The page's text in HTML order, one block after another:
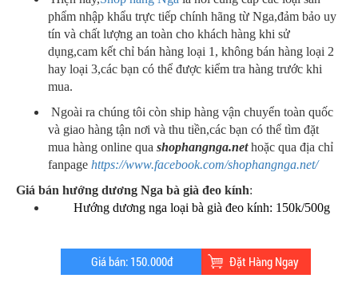
phẩm nhập khẩu trực tiếp chính hãng từ Nga,đảm bảo uy
tín và chất lượng an toàn cho khách hàng khi sử
dụng,cam kết chỉ bán hàng loại 1, không bán hàng loại 2
hay loại 3,các bạn có thể được kiểm tra hàng trước khi
mua.
Ngoài ra chúng tôi còn ship hàng vận chuyển toàn quốc
và giao hàng tận nơi và thu tiền,các bạn có thể tìm đặt
mua hàng online qua shophangnga.nethoặc qua địa chỉ
fanpage https://www.facebook.com/shophangnga.net/
Giá bán hướng dương Nga bà già đeo kính:
Hướng dương nga loại bà già đeo kính: 150k/500g